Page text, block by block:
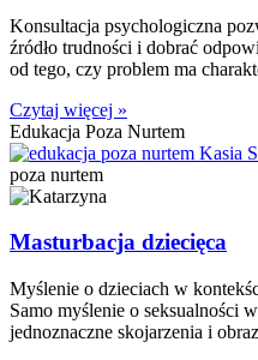
Konsultacja psychologiczna
źródło trudności i dobrać
od tego, czy problem ma
Czytaj więcej »
Edukacja Poza Nurtem
poza nurtem
Masturbacja dziecięca
Myślenie o dzieciach w
Samo myślenie o seksualności
jednoznaczne skojarzenia i